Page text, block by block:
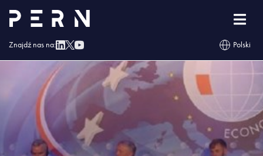
Znajdź nas na: Polski
Strona główna »Blog »Nowe wyzwania dla przedsiębiorstw w obliczu zmian